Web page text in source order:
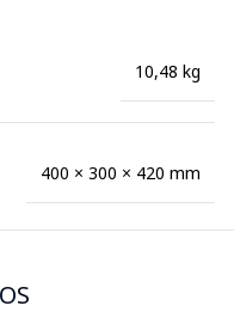
10,48 kg
400 × 300 × 420 mm